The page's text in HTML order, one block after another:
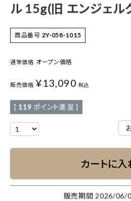
ル 15g(旧 エンジェル
商品番号 2Y-058-1015
通常価格 オープン価格
販売価格 ¥13,090 税込
[ 119 ポイント進呈 ]
カートに入
販売期間 2026/06/